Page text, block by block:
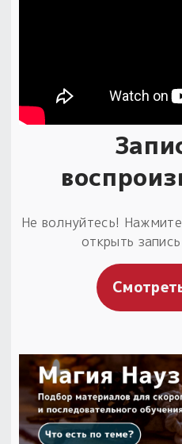
Не волнуйтесь!
открыть